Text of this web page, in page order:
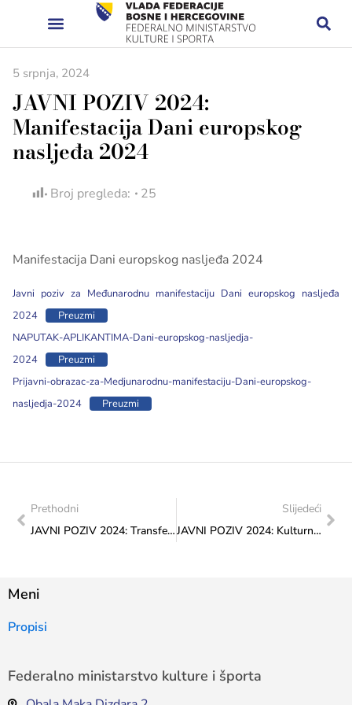
5 srpnja, 2024
JAVNI POZIV 2024:
Manifestacija Dani europskog
nasljeđa 2024
Broj pregleda: 25
Manifestacija Dani europskog nasljeđa 2024
Javni poziv za Međunarodnu manifestaciju Dani europskog nasljeđa
2024
Preuzmi
NAPUTAK-APLIKANTIMA-Dani-europskog-nasljedja-
2024
Preuzmi
Prijavni-obrazac-za-Medjunarodnu-manifestaciju-Dani-europskog-
nasljedja-2024
Preuzmi
Prethodni
JAVNI POZIV 2024: Transfer za institucije znanosti i kulture od značaja za BiH
Slijedeći
JAVNI POZIV 2024: Kulturna društva i druge institucije
Meni
Propisi
Federalno ministarstvo kulture i športa